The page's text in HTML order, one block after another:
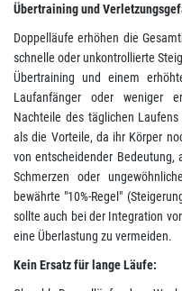
Übertraining und
Doppelläufe erhöhen die
schnelle oder unkontrollierte
Übertraining und einem
Laufanfänger oder weniger
Nachteile des täglichen
als die Vorteile, da ihr Körper
von entscheidender Bedeutung,
Schmerzen oder
bewährte "10%-Regel"
sollte auch bei der Integration
eine Überlastung zu vermeiden.
Kein Ersatz für lange Läufe: